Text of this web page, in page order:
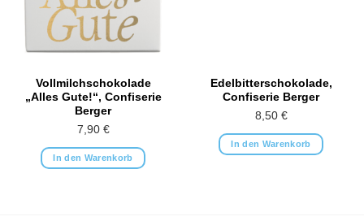
Vollmilchschokolade
„Alles Gute!“, Confiserie
Berger
7,90 €
In den Warenkorb
Edelbitterschokolade,
Confiserie Berger
8,50 €
In den Warenkorb